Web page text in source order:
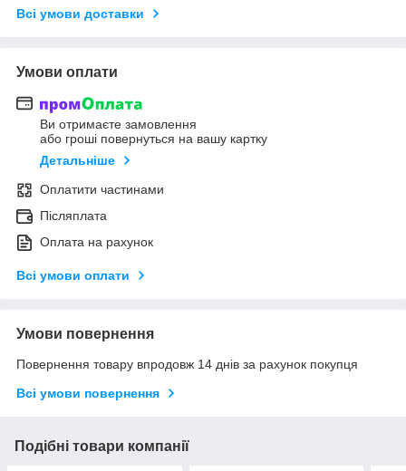
Всі умови доставки
Умови оплати
Ви отримаєте замовлення
або гроші повернуться на вашу картку
Детальніше
Оплатити частинами
Післяплата
Оплата на рахунок
Всі умови оплати
Умови повернення
Повернення товару впродовж 14 днів за рахунок покупця
Всі умови повернення
Подібні товари компанії